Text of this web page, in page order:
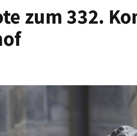
zum 332.